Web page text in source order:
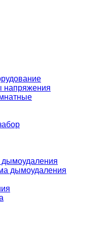
напряжения
дымоудаления
дымоудаления